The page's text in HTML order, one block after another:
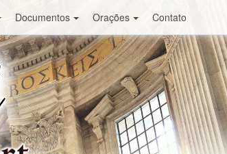
Documentos Orações Contato